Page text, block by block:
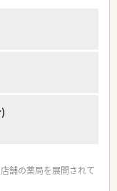
舗の薬局を展開されて